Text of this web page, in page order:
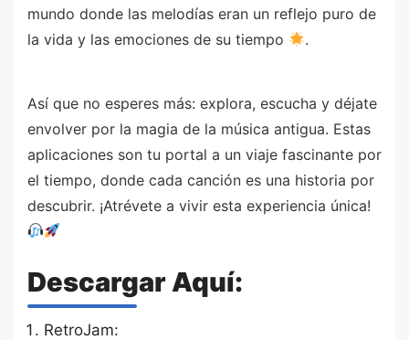
mundo donde las melodías eran un reflejo puro de
la vida y las emociones de su tiempo
.
Así que no esperes más: explora, escucha y déjate
envolver por la magia de la música antigua. Estas
aplicaciones son tu portal a un viaje fascinante por
el tiempo, donde cada canción es una historia por
descubrir. ¡Atrévete a vivir esta experiencia única!
Descargar Aquí:
RetroJam: